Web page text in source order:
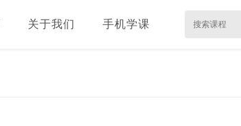
关于我们 手机学课